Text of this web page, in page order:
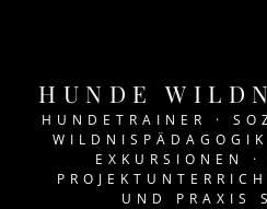
HUNDE
HUNDETRAINER ·
EXKURSIONEN
UND PRAXIS